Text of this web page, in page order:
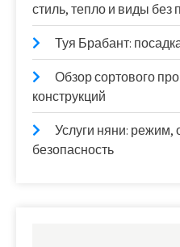
стиль, тепло и виды без
Туя Брабант:
Обзор сортового
конструкций
Услуги няни: режим,
безопасность